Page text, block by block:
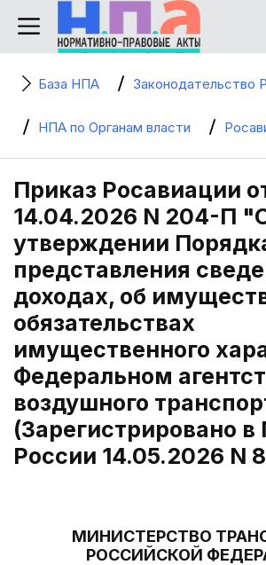
База НПА Законодательство
НПА по Органам власти
Приказ Росавиации
14.04.2026 N 204-П
утверждении
представления
доходах, об
обязательствах
имущественного
Федеральном
воздушного
(Зарегистрировано
России 14.05.2026 N
МИНИСТЕРСТВО
РОССИЙСКОЙ